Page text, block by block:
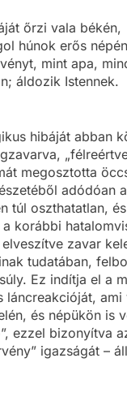
őrzi vala békén,
húnok erős
mint apa,
áldozik Istennek.
hibáját abban
megosztotta
adódóan
túl oszthatatlan,
korábbi
zavar
tudatában,
Ez indítja el a
láncreakcióját, ami
és népükön is
ezzel bizonyítva
igazságát –